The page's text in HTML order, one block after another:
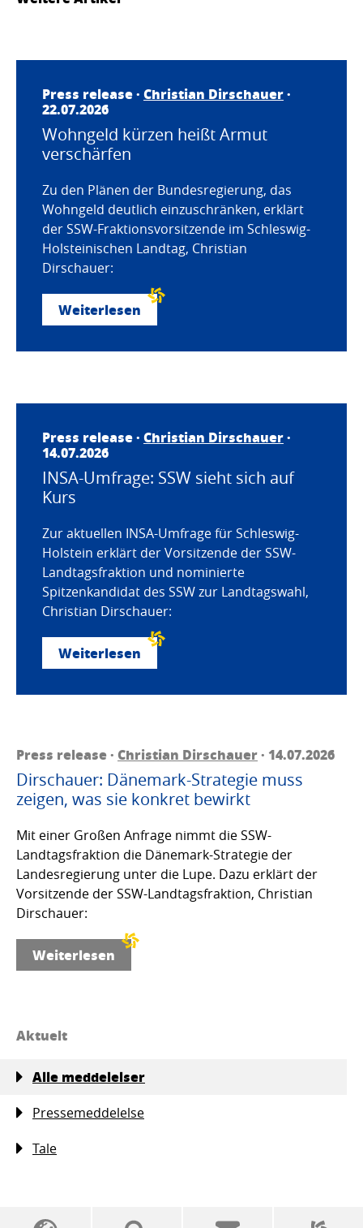
Press release · Christian Dirschauer·
22.07.2026
Wohngeld kürzen heißt Armut
verschärfen
Zu den Plänen der Bundesregierung, das
Wohngeld deutlich einzuschränken, erklärt
der SSW-Fraktionsvorsitzende im Schleswig-
Holsteinischen Landtag, Christian
Dirschauer:
Weiterlesen
Press release · Christian Dirschauer·
14.07.2026
INSA-Umfrage: SSW sieht sich auf
Kurs
Zur aktuellen INSA-Umfrage für Schleswig-
Holstein erklärt der Vorsitzende der SSW-
Landtagsfraktion und nominierte
Spitzenkandidat des SSW zur Landtagswahl,
Christian Dirschauer:
Weiterlesen
Press release · Christian Dirschauer· 14.07.2026
Dirschauer: Dänemark-Strategie muss
zeigen, was sie konkret bewirkt
Mit einer Großen Anfrage nimmt die SSW-
Landtagsfraktion die Dänemark-Strategie der
Landesregierung unter die Lupe. Dazu erklärt der
Vorsitzende der SSW-Landtagsfraktion, Christian
Dirschauer:
Weiterlesen
Aktuelt
Alle meddelelser
Pressemeddelelse
Tale